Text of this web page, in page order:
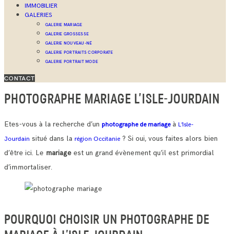
IMMOBILIER
GALERIES
GALERIE MARIAGE
GALERIE GROSSESSE
GALERIE NOUVEAU-NÉ
GALERIE PORTRAITS CORPORATE
GALERIE PORTRAIT MODE
CONTACT
PHOTOGRAPHE MARIAGE L’ISLE-JOURDAIN
Etes-vous à la recherche d’un photographe de mariageà L’Isle-
Jourdain situé dans la région Occitanie ? Si oui, vous faites alors bien
d’être ici. Le mariage est un grand évènement qu’il est primordial
d’immortaliser.
POURQUOI CHOISIR UN PHOTOGRAPHE DE